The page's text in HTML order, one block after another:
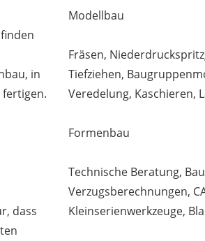
in
dass
Modellbau
Fräsen,
Tiefziehen,
Veredelung, Kaschieren,
Formenbau
Technische Beratung,
Verzugsberechnungen,
Kleinserienwerkzeuge,